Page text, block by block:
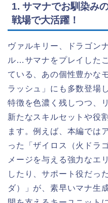
1. サマナでお馴染み
戦場で大活躍！
ヴァルキリー、ドラゴン
ル…サマナをプレイした
ている、あの個性豊かな
ラッシュ」にも多数登場
特徴を色濃く残しつつ、
新たなスキルセットや役
ます。例えば、本編では
った「ザイロス（火ドラ
メージを与える強力なエ
したり、サポート役だっ
ダ）」が、素早いマナ生